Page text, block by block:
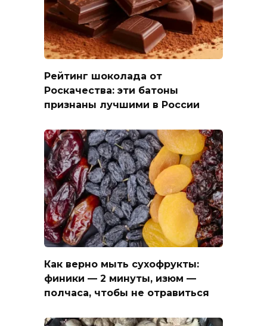
Рейтинг шоколада от
Роскачества: эти батоны
признаны лучшими в России
Как верно мыть сухофрукты:
финики — 2 минуты, изюм —
полчаса, чтобы не отравиться